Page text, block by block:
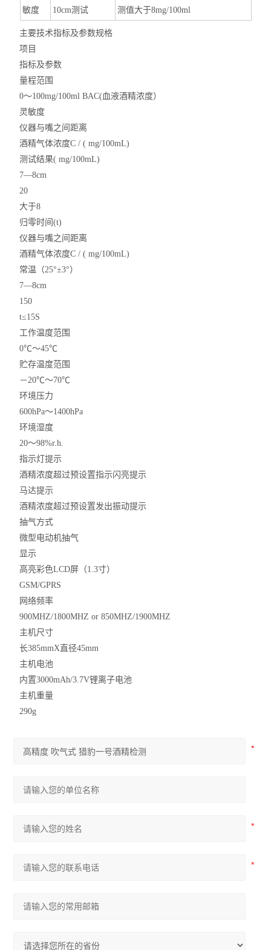
呼气式酒精测试仪
气体在线监测仪
环氧乙烷检测仪
磷化氢检测仪
四气体检测仪
TVOC检测仪
一氧化碳检测仪
氯气检测仪
二氧化碳检测仪
氨气检测仪
硫化氢检测仪
氧气检测仪
臭氧检测仪
食品安全检测仪
折光分析仪
食用油过氧化值速测试纸
食用油类检测仪
果蔬、茶叶类检测仪
环境检测仪
正负离子浓度检测仪
负离子检测仪
粉尘检测仪
其它
测速仪
香港希玛
敏度 10cm测试 测值大于8mg/100ml
主要技术指标及参数规格
项目
指标及参数
量程范围
0～100mg/100ml BAC(血液酒精浓度）
灵敏度
仪器与嘴之间距离
酒精气体浓度C / ( mg/100mL)
测试结果( mg/100mL)
7—8cm
20
大于8
归零时间(t)
仪器与嘴之间距离
酒精气体浓度C / ( mg/100mL)
常温（25°±3°）
7—8cm
150
t≤15S
工作温度范围
0℃～45℃
贮存温度范围
－20℃～70℃
环境压力
600hPa～1400hPa
环境湿度
20～98%r.h.
指示灯提示
酒精浓度超过预设置指示闪亮提示
马达提示
酒精浓度超过预设置发出振动提示
抽气方式
微型电动机抽气
显示
高亮彩色LCD屏（1.3寸）
GSM/GPRS
网络频率
900MHZ/1800MHZ or 850MHZ/1900MHZ
主机尺寸
长385mmX直径45mm
主机电池
内置3000mAh/3.7V锂离子电池
主机重量
290g